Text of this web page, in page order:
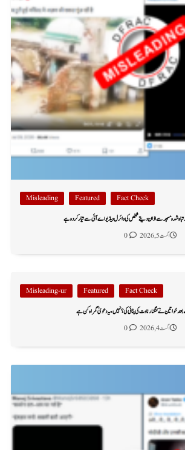
Fact Check
Featured
Misleading
شدہ مسجد سے اذان دیتے شخص کی وائرل ویڈیو اے آئی سے تیار کردہ ہے
اگست 5, 2026 0
Fact Check
Featured
Misleading-ur
نے کنگنا رناوت کی پٹائی کی؟ نہیں، یہ دعویٰ گمراہ کن ہے
اگست 4, 2026 0